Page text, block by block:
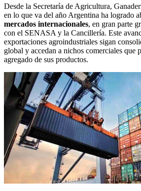
Desde la Secretaría de Agricultura,
en lo que va del año Argentina ha logrado
mercados internacionales, en gran parte
con el SENASA y la Cancillería. Este
exportaciones agroindustriales sigan
global y accedan a nichos comerciales que
agregado de sus productos.